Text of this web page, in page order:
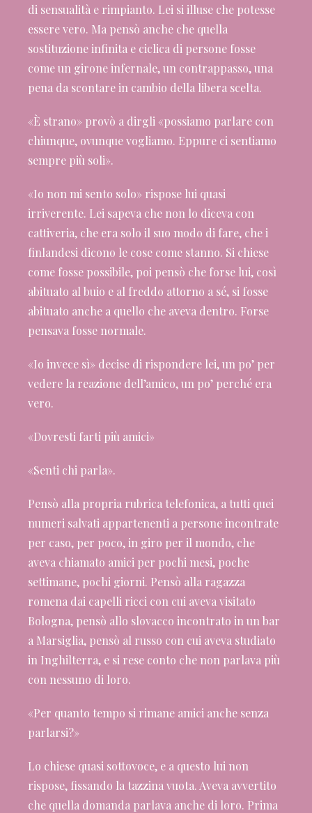
di sensualità e rimpianto. Lei si illuse che potesse
essere vero. Ma pensò anche che quella
sostituzione infinita e ciclica di persone fosse
come un girone infernale, un contrappasso, una
pena da scontare in cambio della libera scelta.
«È strano» provò a dirgli «possiamo parlare con
chiunque, ovunque vogliamo. Eppure ci sentiamo
sempre più soli».
«Io non mi sento solo» rispose lui quasi
irriverente. Lei sapeva che non lo diceva con
cattiveria, che era solo il suo modo di fare, che i
finlandesi dicono le cose come stanno. Si chiese
come fosse possibile, poi pensò che forse lui, così
abituato al buio e al freddo attorno a sé, si fosse
abituato anche a quello che aveva dentro. Forse
pensava fosse normale.
«Io invece sì» decise di rispondere lei, un po’ per
vedere la reazione dell’amico, un po’ perché era
vero.
«Dovresti farti più amici»
«Senti chi parla».
Pensò alla propria rubrica telefonica, a tutti quei
numeri salvati appartenenti a persone incontrate
per caso, per poco, in giro per il mondo, che
aveva chiamato amici per pochi mesi, poche
settimane, pochi giorni. Pensò alla ragazza
romena dai capelli ricci con cui aveva visitato
Bologna, pensò allo slovacco incontrato in un bar
a Marsiglia, pensò al russo con cui aveva studiato
in Inghilterra, e si rese conto che non parlava più
con nessuno di loro.
«Per quanto tempo si rimane amici anche senza
parlarsi?»
Lo chiese quasi sottovoce, e a questo lui non
rispose, fissando la tazzina vuota. Aveva avvertito
che quella domanda parlava anche di loro. Prima